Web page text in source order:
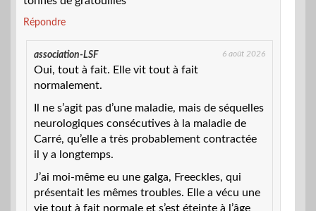
Répondre
association-LSF 6 août 2026
Oui, tout à fait. Elle vit tout à fait
normalement.
Il ne s’agit pas d’une maladie, mais de séquelles
neurologiques consécutives à la maladie de
Carré, qu’elle a très probablement contractée
il y a longtemps.
J’ai moi-même eu une galga, Freeckles, qui
présentait les mêmes troubles. Elle a vécu une
vie tout à fait normale et s’est éteinte à l’âge